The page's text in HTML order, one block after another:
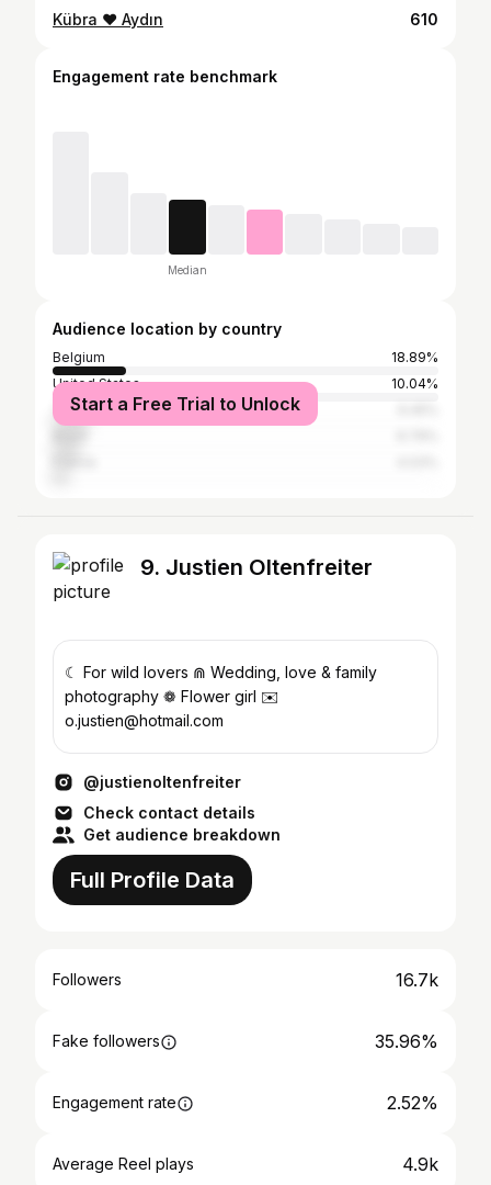
Kübra ❤️ Aydın 610
Engagement rate benchmark
Median
Audience location by country
Belgium
18.89%
United States
10.04%
Turkey
Start a Free Trial to Unlock
9. Justien Oltenfreiter
☾ For wild lovers ⋒ Wedding, love & family
photography ❁ Flower girl ✉️
o.justien@hotmail.com
@justienoltenfreiter
Check contact details
Get audience breakdown
Full Profile Data
Followers 16.7k
Fake followers 35.96%
Engagement rate 2.52%
Average Reel plays 4.9k